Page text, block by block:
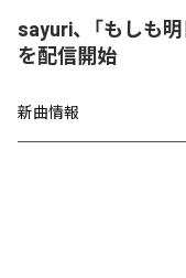
sayuri、「もしも
を配信開始
新曲情報